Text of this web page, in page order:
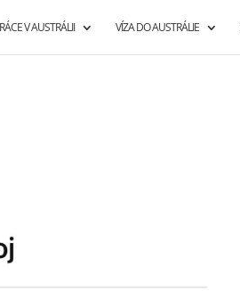
V AUSTRÁLII VÍZA DO AUSTRÁLIE